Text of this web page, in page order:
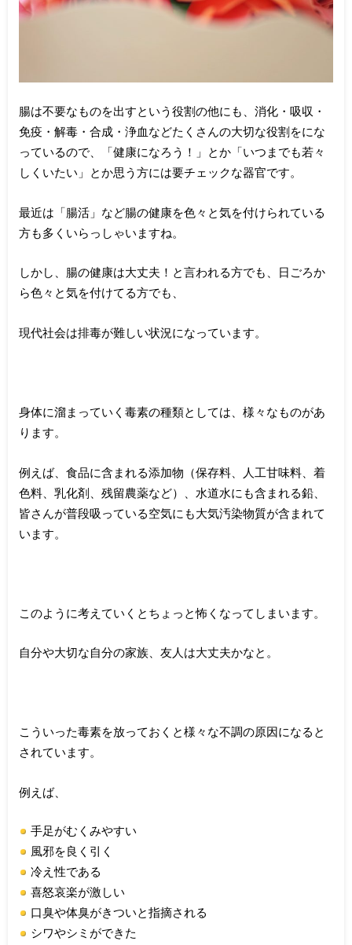
腸は不要なものを出すという役割の他にも、消化・吸収・
免疫・解毒・合成・浄血などたくさんの大切な役割をにな
っているので、「健康になろう！」とか「いつまでも若々
しくいたい」とか思う方には要チェックな器官です。
最近は「腸活」など腸の健康を色々と気を付けられている
方も多くいらっしゃいますね。
しかし、腸の健康は大丈夫！と言われる方でも、日ごろか
ら色々と気を付けてる方でも、
現代社会は排毒が難しい状況になっています。
身体に溜まっていく毒素の種類としては、様々なものがあ
ります。
例えば、食品に含まれる添加物（保存料、人工甘味料、着
色料、乳化剤、残留農薬など）、水道水にも含まれる鉛、
皆さんが普段吸っている空気にも大気汚染物質が含まれて
います。
このように考えていくとちょっと怖くなってしまいます。
自分や大切な自分の家族、友人は大丈夫かなと。
こういった毒素を放っておくと様々な不調の原因になると
されています。
例えば、
手足がむくみやすい
風邪を良く引く
冷え性である
喜怒哀楽が激しい
口臭や体臭がきついと指摘される
シワやシミができた